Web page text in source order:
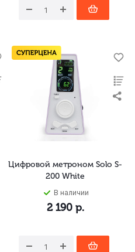
Цифровой метроном Solo S-
200 White
В наличии
2 190р.